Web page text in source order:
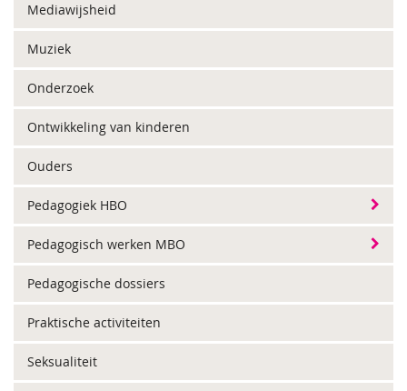
Mediawijsheid
Muziek
Onderzoek
Ontwikkeling van kinderen
Ouders
Pedagogiek HBO
Pedagogisch werken MBO
Pedagogische dossiers
Praktische activiteiten
Seksualiteit